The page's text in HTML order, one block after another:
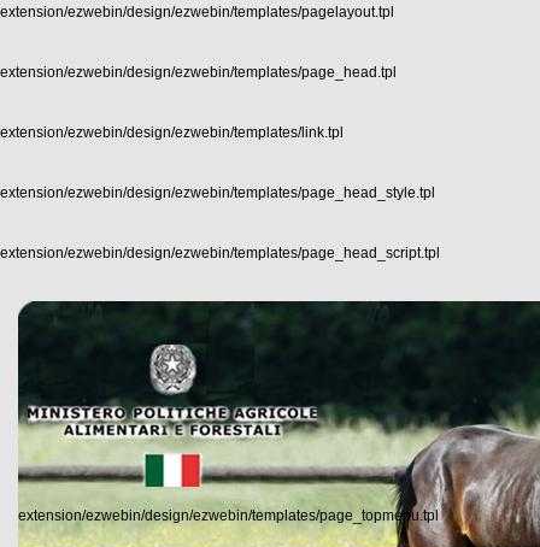
extension/ezwebin/design/ezwebin/templates/pagelayout.tpl
extension/ezwebin/design/ezwebin/templates/page_head.tpl
extension/ezwebin/design/ezwebin/templates/link.tpl
extension/ezwebin/design/ezwebin/templates/page_head_style.tpl
extension/ezwebin/design/ezwebin/templates/page_head_script.tpl
extension/ezwebin/design/ezwebin/templates/page_topmenu.tpl